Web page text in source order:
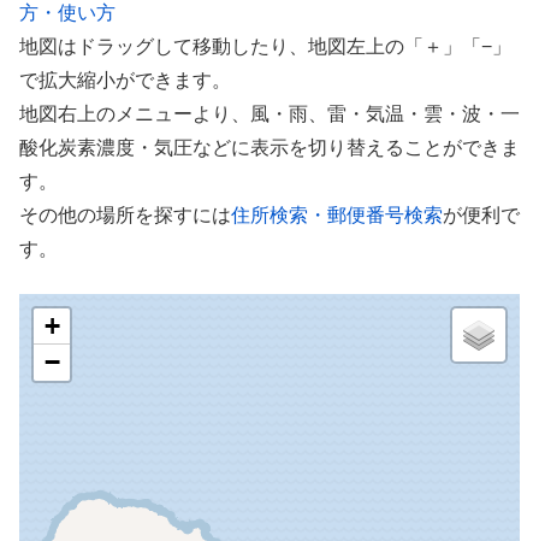
方・使い方
地図はドラッグして移動したり、地図左上の「＋」「−」
で拡大縮小ができます。
地図右上のメニューより、風・雨、雷・気温・雲・波・一
酸化炭素濃度・気圧などに表示を切り替えることができま
す。
その他の場所を探すには住所検索・郵便番号検索が便利で
す。
+
−